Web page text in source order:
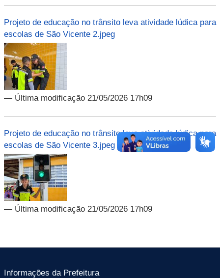
Projeto de educação no trânsito leva atividade lúdica para
escolas de São Vicente 2.jpeg
— Última modificação 21/05/2026 17h09
Projeto de educação no trânsito leva atividade lúdica para
escolas de São Vicente 3.jpeg
— Última modificação 21/05/2026 17h09
Informações da Prefeitura